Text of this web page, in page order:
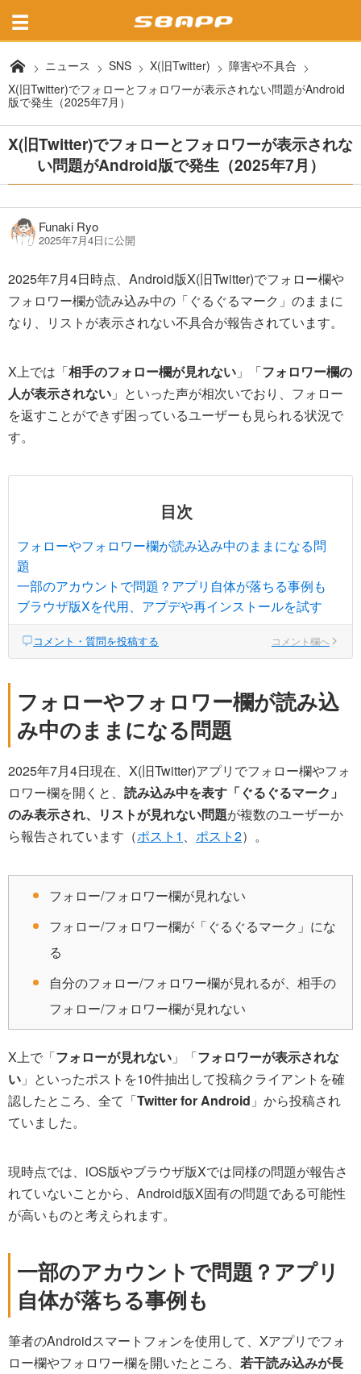
ニュース SNS X(旧Twitter)
障害や不具合
X(旧Twitter)でフォローとフォロワーが表示されない問題がAndroid
版で発生（2025年7月）
X(旧Twitter)でフォローとフォロワーが表示されな
い問題がAndroid版で発生（2025年7月）
Funaki Ryo
2025年7月4日に公開
2025年7月4日時点、Android版X(旧Twitter)でフォロー欄や
フォロワー欄が読み込み中の「ぐるぐるマーク」のままに
なり、リストが表示されない不具合が報告されています。
X上では「相手のフォロー欄が見れない 」「フォロワー欄の
人が表示されない 」といった声が相次いでおり、フォロー
を返すことができず困っているユーザーも見られる状況で
す。
目次
フォローやフォロワー欄が読み込み中のままになる問
題
一部のアカウントで問題？アプリ自体が落ちる事例も
ブラウザ版Xを代用、アプデや再インストールを試す
コメント・質問を投稿する コメント欄へ
フォローやフォロワー欄が読み込
み中のままになる問題
2025年7月4日現在、X(旧Twitter)アプリでフォロー欄やフォ
ロワー欄を開くと、 読み込み中を表す「ぐるぐるマーク」
のみ表示され、リストが見れない問題が複数のユーザーか
ら報告されています（ポスト1 、 ポスト2）。
フォロー/フォロワー欄が見れない
フォロー/フォロワー欄が「ぐるぐるマーク」にな
る
自分のフォロー/フォロワー欄が見れるが、相手の
フォロー/フォロワー欄が見れない
X上で「フォローが見れない 」「フォロワーが表示されな
い 」といったポストを10件抽出して投稿クライアントを確
認したところ、全て「Twitter for Android 」から投稿され
ていました。
現時点では、iOS版やブラウザ版Xでは同様の問題が報告さ
れていないことから、Android版X固有の問題である可能性
が高いものと考えられます。
一部のアカウントで問題？アプリ
自体が落ちる事例も
筆者のAndroidスマートフォンを使用して、Xアプリでフォ
ロー欄やフォロワー欄を開いたところ、 若干読み込みが長